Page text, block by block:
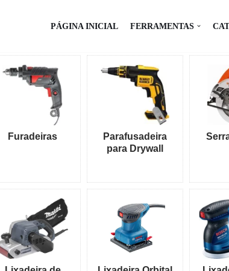
PÁGINA INICIAL FERRAMENTAS
Furadeiras
Parafusadeira
para Drywall